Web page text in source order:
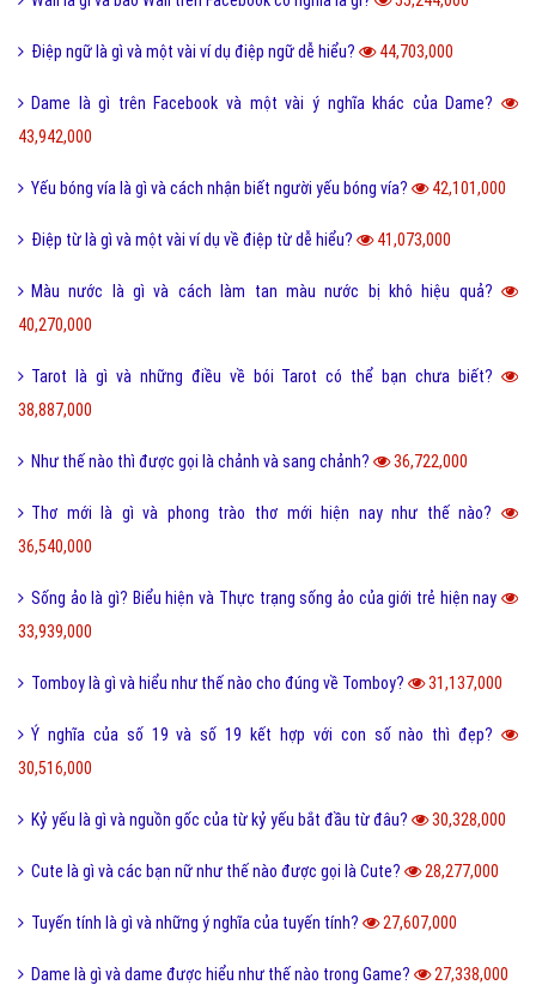
Điệp ngữ là gì và một vài ví dụ điệp ngữ dễ hiểu? 44,703,000
Dame là gì trên Facebook và một vài ý nghĩa khác của Dame?
43,942,000
Yếu bóng vía là gì và cách nhận biết người yếu bóng vía? 42,101,000
Điệp từ là gì và một vài ví dụ về điệp từ dễ hiểu? 41,073,000
Màu nước là gì và cách làm tan màu nước bị khô hiệu quả?
40,270,000
Tarot là gì và những điều về bói Tarot có thể bạn chưa biết?
38,887,000
Như thế nào thì được gọi là chảnh và sang chảnh? 36,722,000
Thơ mới là gì và phong trào thơ mới hiện nay như thế nào?
36,540,000
Sống ảo là gì? Biểu hiện và Thực trạng sống ảo của giới trẻ hiện nay
33,939,000
Tomboy là gì và hiểu như thế nào cho đúng về Tomboy? 31,137,000
Ý nghĩa của số 19 và số 19 kết hợp với con số nào thì đẹp?
30,516,000
Kỷ yếu là gì và nguồn gốc của từ kỷ yếu bắt đầu từ đâu? 30,328,000
Cute là gì và các bạn nữ như thế nào được gọi là Cute? 28,277,000
Tuyến tính là gì và những ý nghĩa của tuyến tính? 27,607,000
Dame là gì và dame được hiểu như thế nào trong Game? 27,338,000